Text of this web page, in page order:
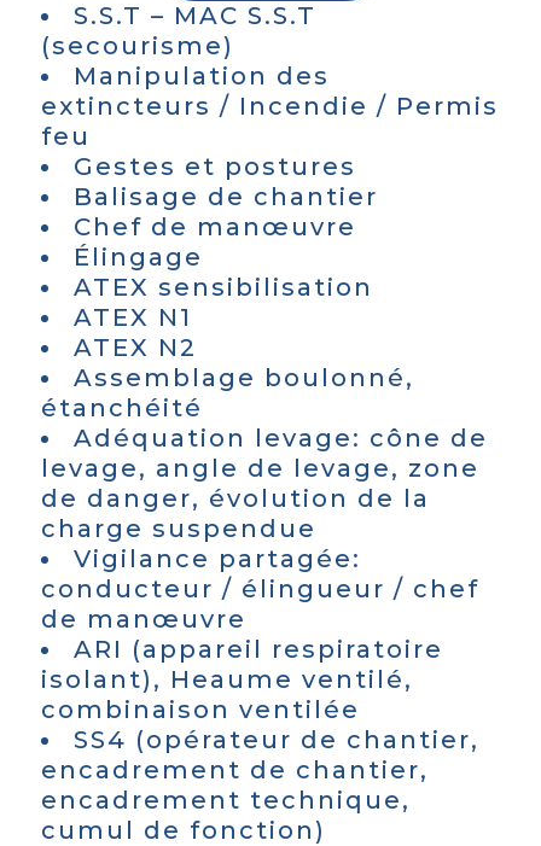
S.S.T – MAC S.S.T
(secourisme)
Manipulation des
extincteurs / Incendie / Permis
feu
Gestes et postures
Balisage de chantier
Chef de manœuvre
Élingage
ATEX sensibilisation
ATEX N1
ATEX N2
Assemblage boulonné,
étanchéité
Adéquation levage: cône de
levage, angle de levage, zone
de danger, évolution de la
charge suspendue
Vigilance partagée:
conducteur / élingueur / chef
de manœuvre
ARI (appareil respiratoire
isolant), Heaume ventilé,
combinaison ventilée
SS4 (opérateur de chantier,
encadrement de chantier,
encadrement technique,
cumul de fonction)